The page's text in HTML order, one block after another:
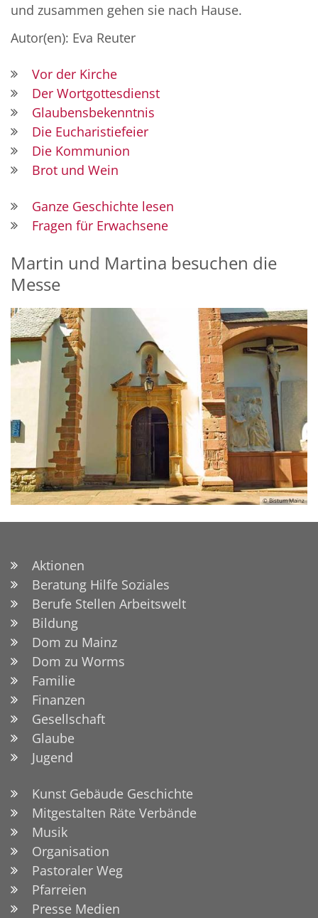
und zusammen gehen sie nach Hause.
Autor(en): Eva Reuter
Vor der Kirche
Der Wortgottesdienst
Glaubensbekenntnis
Die Eucharistiefeier
Die Kommunion
Brot und Wein
Ganze Geschichte lesen
Fragen für Erwachsene
Martin und Martina besuchen die
Messe
© Bistum Mainz
Aktionen
Beratung Hilfe Soziales
Berufe Stellen Arbeitswelt
Bildung
Dom zu Mainz
Dom zu Worms
Familie
Finanzen
Gesellschaft
Glaube
Jugend
Kunst Gebäude Geschichte
Mitgestalten Räte Verbände
Musik
Organisation
Pastoraler Weg
Pfarreien
Presse Medien